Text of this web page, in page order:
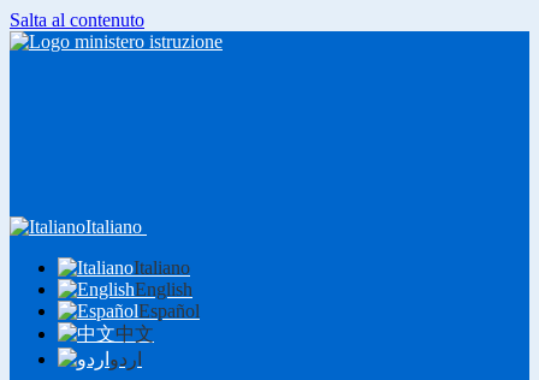
Salta al contenuto
Italiano
Italiano
English
Español
中文
اردو